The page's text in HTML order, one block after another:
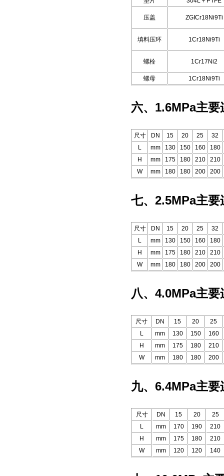
压盖 ZGICr18Ni9Ti
填料压环 1Cr18Ni9Ti
螺栓 1Cr17Ni2
螺母 1Cr18Ni9Ti
六、1.6MPa主要
尺寸 DN 15 20 25
32
L
mm 130 150 160
180
H
mm 175 180 210
210
W
mm 180 180 200 200
七、2.5MPa主要
尺寸 DN 15 20 25
32
L
mm 130 150 160
180
H
mm 175 180 210
210
W
mm 180 180 200 200
八、4.0MPa主
尺寸 DN 15 20
25
L
mm 130 150
160
H
mm 175 180
210
W
mm 180 180 200
九、6.4MPa主要
尺寸 DN 15 20
25
L
mm 170 190
210
H
mm 175 180
210
W
mm 120 120 140